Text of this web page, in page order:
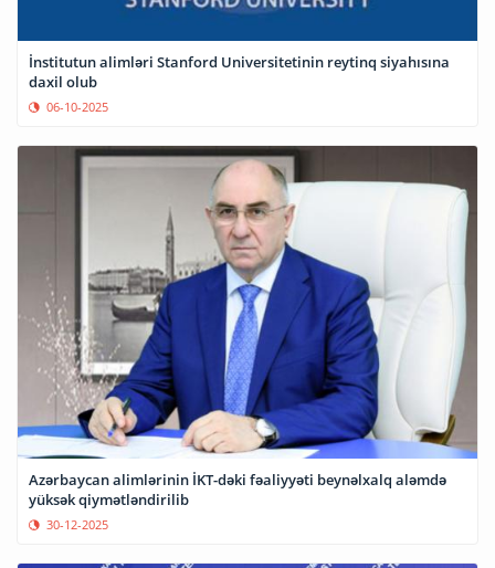
İnstitutun alimləri Stanford Universitetinin reytinq siyahısına
daxil olub
06-10-2025
Azərbaycan alimlərinin İKT-dəki fəaliyyəti beynəlxalq aləmdə
yüksək qiymətləndirilib
30-12-2025